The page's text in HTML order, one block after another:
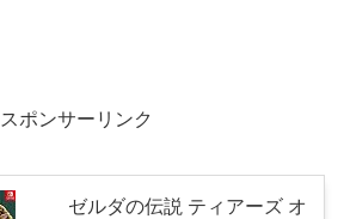
スポンサーリンク
ゼルダの伝説 ティアーズ オ